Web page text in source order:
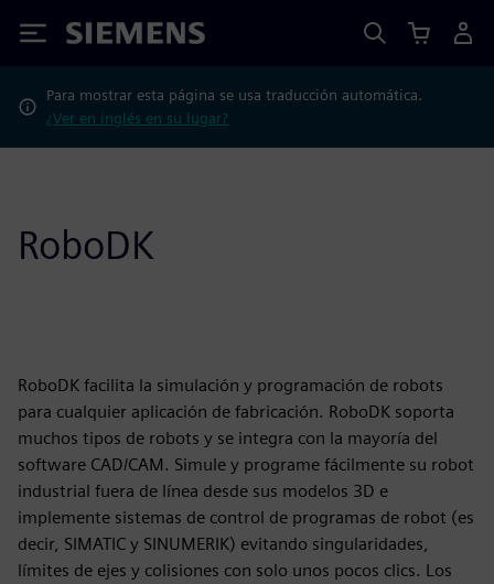
Siemens
Para mostrar esta página se usa traducción automática.
¿Ver en inglés en su lugar?
RoboDK
RoboDK facilita la simulación y programación de robots
para cualquier aplicación de fabricación. RoboDK soporta
muchos tipos de robots y se integra con la mayoría del
software CAD/CAM. Simule y programe fácilmente su robot
industrial fuera de línea desde sus modelos 3D e
implemente sistemas de control de programas de robot (es
decir, SIMATIC y SINUMERIK) evitando singularidades,
límites de ejes y colisiones con solo unos pocos clics. Los